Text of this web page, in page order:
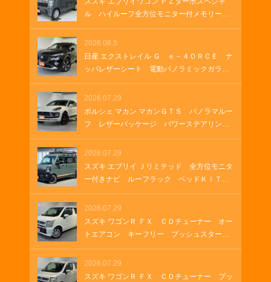
ール パドルシフト パワーゲート ＵＳＢ
ル ハイルーフ全方位モニター付メモリーナ
ビ 全方位モニター付きナビゲーション Ｈ
ＤＭＩ ＵＳＢソケット ステアリングヒー
ター 両側パワースライド オートステッ
プ オートステップ クルーズコントロー
2026.08.5
日産 エクストレイル Ｇ ｅ－４ＯＲＣＥ ナ
ッパレザーシート 電動パノラミックガラス
ルーフ 純正１２．３インチナビ ＥＴＣ
２．０ ルーフレール 純正ナビ プロパイ
ロット メモリーナビゲーション ＬＥＤヘ
ッドランプ オートマチックハイビーム 車
2026.07.29
ポルシェ マカン マカンＧＴＳ パノラマルー
フ レザーパッケージ パワーステアリング
プラス シートヒーター ２１インチＲＳ
Ｓｐｙｄｅｒデザインホイール アダプティ
ブクルーズコントロール アダプティブエア
サスペンション ＥＴＣ２．０
2026.07.29
スズキ エブリイ Ｊリミテッド 全方位モニタ
ー付きナビ ルーフラック ベッドＫＩＴ
グリルガードバー ＥＴＣ ラバーマット
ＬＥＤヘッドランプ ＬＥＤフォグランプ
オートエアコン 両側パワースライド ＵＳ
Ｂソケット ＨＤＭＩ
2026.07.29
スズキ ワゴンＲ ＦＸ ＣＤチューナー オー
トエアコン キーフリー プッシュスター
ト シートヒーター
2026.07.29
スズキ ワゴンＲ ＦＸ ＣＤチューナー プッ